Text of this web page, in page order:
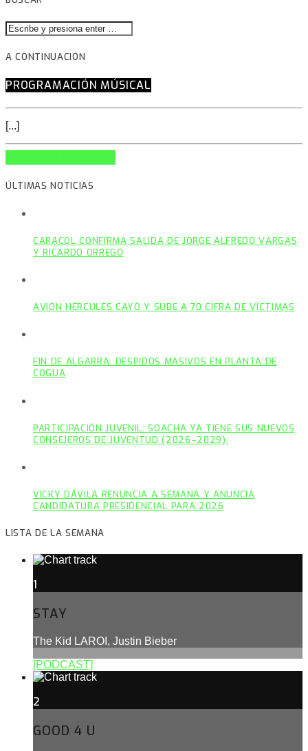
A CONTINUACIÓN
PROGRAMACIÓN MÚSICAL
[...]
ÚLTIMAS NOTICIAS
CARACOL CONFIRMA SALIDA DE JORGE ALFREDO VARGAS
Y RICARDO ORREGO
AVIÓN HÉRCULES CAYÓ Y SUBE A 70 CIFRA DE VÍCTIMAS
FIN DE ALGARRA: DESPIDOS MASIVOS EN PLANTA DE
COGUA
PARTICIPACIÓN JUVENIL: SOACHA YA TIENE SUS NUEVOS
CONSEJEROS DE JUVENTUD (2026–2029).
VICKY DÁVILA RENUNCIA A SEMANA Y ANUNCIA
CANDIDATURA PRESIDENCIAL PARA 2026
LISTA DE LA SEMANA
1
STAY
The Kid LAROI, Justin Bieber
[PODCAST]
2
GOOD 4 U